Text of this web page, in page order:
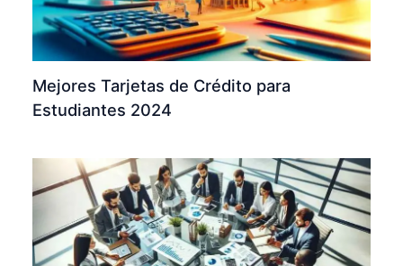
Mejores Tarjetas de Crédito para
Estudiantes 2024